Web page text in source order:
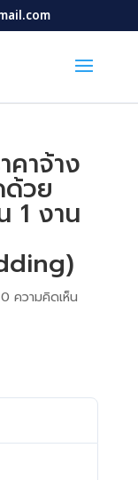
คาจ้าง
ด้วย
1 งาน
0 ความคิดเห็น